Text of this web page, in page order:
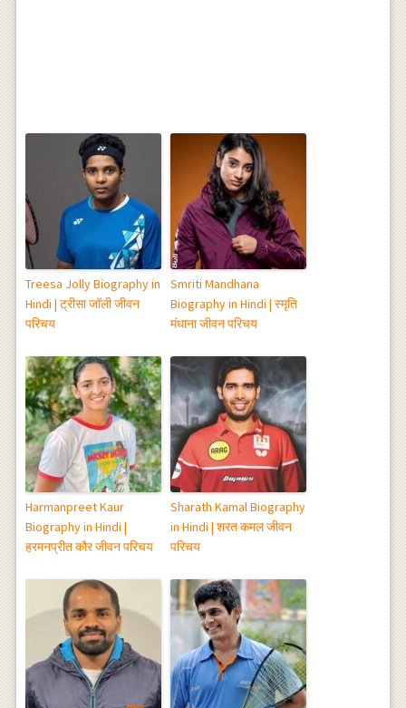
Treesa Jolly Biography in
Hindi | ट्रीसा जॉली जीवन
परिचय
Smriti Mandhana
Biography in Hindi | स्मृति
मंधाना जीवन परिचय
Harmanpreet Kaur
Biography in Hindi |
हरमनप्रीत कौर जीवन परिचय
Sharath Kamal Biography
in Hindi | शरत कमल जीवन
परिचय